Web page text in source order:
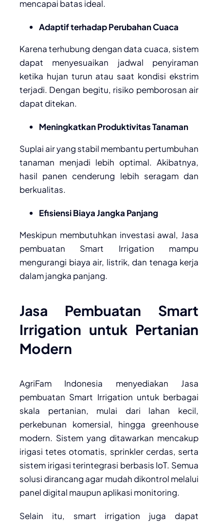
mencapai batas ideal.
Adaptif terhadap Perubahan Cuaca
Karena terhubung dengan data cuaca, sistem
dapat menyesuaikan jadwal penyiraman
ketika hujan turun atau saat kondisi ekstrim
terjadi. Dengan begitu, risiko pemborosan air
dapat ditekan.
Meningkatkan Produktivitas Tanaman
Suplai air yang stabil membantu pertumbuhan
tanaman menjadi lebih optimal. Akibatnya,
hasil panen cenderung lebih seragam dan
berkualitas.
Efisiensi Biaya Jangka Panjang
Meskipun membutuhkan investasi awal, Jasa
pembuatan Smart Irrigation mampu
mengurangi biaya air, listrik, dan tenaga kerja
dalam jangka panjang.
Jasa Pembuatan Smart
Irrigation untuk Pertanian
Modern
AgriFam Indonesia menyediakan Jasa
pembuatan Smart Irrigation untuk berbagai
skala pertanian, mulai dari lahan kecil,
perkebunan komersial, hingga greenhouse
modern. Sistem yang ditawarkan mencakup
irigasi tetes otomatis, sprinkler cerdas, serta
sistem irigasi terintegrasi berbasis IoT. Semua
solusi dirancang agar mudah dikontrol melalui
panel digital maupun aplikasi monitoring.
Selain itu, smart irrigation juga dapat